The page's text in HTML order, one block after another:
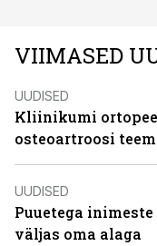
VIIMASED
UUDISED
Kliinikumi
osteoartroosi
UUDISED
Puuetega
väljas oma alaga